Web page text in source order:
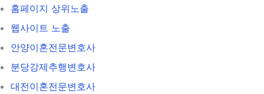
홈페이지 상위노출
웹사이트 노출
안양이혼전문변호사
분당강제추행변호사
대전이혼전문변호사